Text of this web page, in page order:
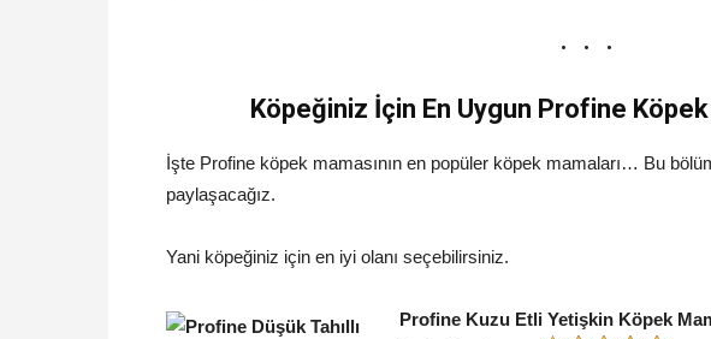
Köpeğiniz İçin En Uygun Profine
İşte Profine köpek mamasının en popüler köpek mamaları… Bu
paylaşacağız.
Yani köpeğiniz için en iyi olanı seçebilirsiniz.
Profine Kuzu Etli Yetişkin Köpek